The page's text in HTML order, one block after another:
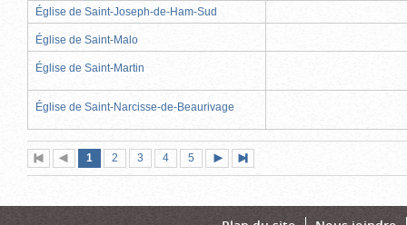
Église de Saint-Joseph-de-Ham-Sud
Église de Saint-Malo
Église de Saint-Martin
Église de Saint-Narcisse-de-Beaurivage
Première
page
Page
précédente
Page
1 (page
actuelle)
Page
2 Page
3 Page
4 Page
5
suivante
page